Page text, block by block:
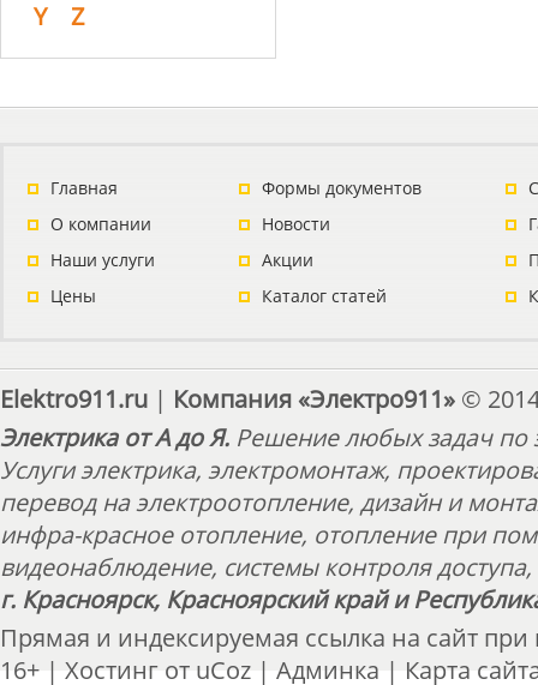
Y
Z
Главная
О компании
Наши услуги
Цены
Формы документов
Новости
Акции
Каталог статей
Elektro911.ru | Компания «Электро911» ©
Электрика от А до Я. Решение любых задач по
Услуги электрика, электромонтаж,
перевод на электроотопление, дизайн и
инфра-красное отопление, отопление при
видеонаблюдение, системы контроля
г. Красноярск, Красноярский край и
Прямая и индексируемая ссылка на сайт
16+ | Хостинг от uCoz | Админка | Карта